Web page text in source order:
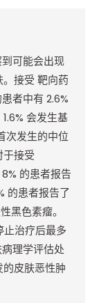
可能会出现
接受 靶向药
者中有 2.6%
1.6% 会发生基
次发生的中位
于接受
8% 的患者报告
的患者报告了
黑色素瘤。
止治疗后最多
理学评估处
皮肤恶性肿